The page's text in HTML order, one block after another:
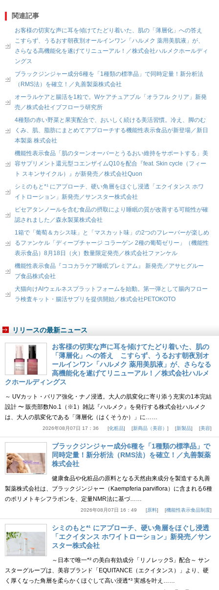
関連記事
お客様の切実な声に耳を傾けてたどり着いた、肌の「薄層化」への答え
こすらず、うるおす朝夜別オールインワン「ハルメク 薬用美肌液」が、
さらなる高機能化を遂げてリニューアル！／株式会社ハルメクホールディ
ングス
ブラックジンジャー成分6種を「1種類の標準品」で同時定量！新分析法
（RMS法）を確立！／丸善製薬株式会社
オーラルケアと腸活を1粒で。Wケアチュアブル「オラフル クリア」新発
売／株式会社イブフローラ研究所
4種類の赤い野菜と果実配合で、おいしく続ける美活習慣。冷え、脚のむ
くみ、肌、脂肪にまとめてアプローチする機能性表示食品が新登場／新日
本製薬 株式会社
機能性表示食品「肌のターンオーバーとうるおい維持をサポートする」美
容サプリメント還元型コエンザイムQ10を配合『feat. Skin cycle（フィー
ト スキンサイクル）』が新発売／株式会社Quon
シミのもと*¹ にアプローチ、硬い角層をほぐし浸透「エクイタンス ホワ
イトローション」新発売／サンスター株式会社
ピセアタンノールを含む食品の摂取により睡眠の質が改善する可能性が確
認されました／森永製菓株式会社
1箱で「葡萄＆カシス味」と「マスカット味」の2つのフレーバーが楽しめ
るファンケル「ディープチャージ コラーゲン 2種の葡萄ゼリー」（機能性
表示食品）8月18日（火）数量限定発売／株式会社ファンケル
機能性表示食品『ココカラケア睡眠プレミアム』 新発売／アサヒグルー
プ食品株式会社
犬猫向けAIウェルネスプラットフォームを始動。第一弾として腸内フロー
ラ検査キット・腸活サプリを提供開始／株式会社PETOKOTO
リリースの最新ニュース
お客様の切実な声に耳を傾けてたどり着いた、肌の
「薄層化」への答え こすらず、うるおす朝夜別オ
ールインワン「ハルメク 薬用美肌液」が、さらなる
高機能化を遂げてリニューアル！／株式会社ハルメ
クホールディングス
～ UVカット・バリア強化・ナノ浸透。大人の肌変化に寄り添う充実の1本完結
設計 〜 販売部数No.1（※1）雑誌『ハルメク』を発行する株式会社ハルメク
は、大人の肌変化である「薄層化（はくそうか）」に……
2026年08月07日 17：36 化粧品 新商品（美容） 新製品 美容
ブラックジンジャー成分6種を「1種類の標準品」で
同時定量！新分析法（RMS法）を確立！／丸善製薬
株式会社
健康食品や化粧品の原料となる天然由来成分を製造する丸善
製薬株式会社は、ブラックジンジャー（Kaempferia parviflora）に含まれる6種
のポリメトキシフラボンを、定量NMR法に基づ……
2026年08月07日 16：49 原料 機能性表示食品制度
シミのもと*¹ にアプローチ、硬い角層をほぐし浸透
「エクイタンス ホワイトローション」新発売／サン
スター株式会社
～日本で唯一*² の美白有効成分「リノレックS」配合～ サン
スターグループは、美容ブランド「EQUITANCE（エクイタンス）」より、硬
く厚くなった角層を柔らかくほぐして高い浸透*³ 実感を叶え……